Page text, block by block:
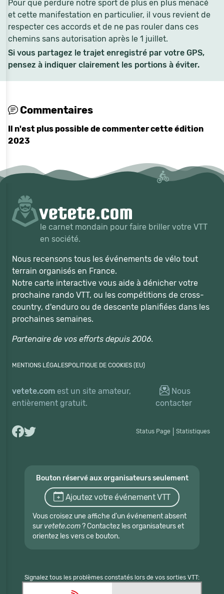
Pour que perdure notre sport de plus en plus menacé
et cette manifestation en particulier, il vous revient de
respecter ces accords et de ne pas rouler dans ces
chemins sans autorisation après le 1 juillet.
Si vous partagez le trajet enregistré par votre GPS,
pensez à indiquer clairement les portions à éviter.
Commentaires
Il n'est plus possible de commenter cette édition
2023
le carnet mondain pour faire briller votre VTT
en société.
Nous recensons tous les événements de vélo tout
terrain organisés en France.
Notre carte interactive vous aide à dénicher votre
prochaine rando VTT, ou les compétitions de cross-
country, d'enduro ou de descente planifiées dans les
prochaines semaines.
Partenaire de vos efforts depuis 2006.
MENTIONS LÉGALESPOLITIQUE DE COOKIES (EU)
vetete.com est un site amateur,
entièrement gratuit.
Nous
contacter
Status Page Statistiques
Bouton réservé aux organisateurs seulement
Ajoutez votre événement VTT
Vous croisez une affiche d'un événement absent
sur vetete.com? Contactez les organisateurs et
orientez les vers ce bouton.
Signalez tous les problèmes constatés lors de vos sorties VTT: